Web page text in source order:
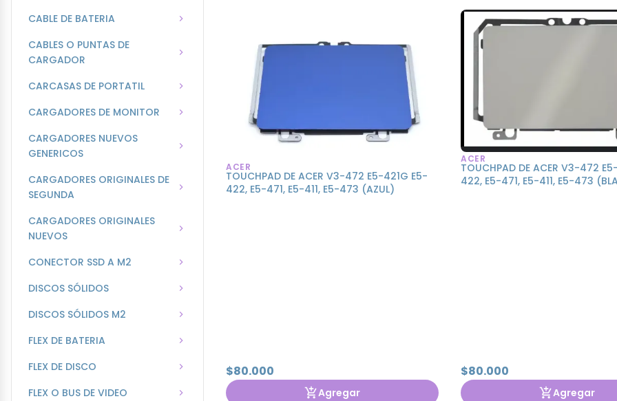
CABLE DE BATERIA
CABLES O PUNTAS DE
CARGADOR
CARCASAS DE PORTATIL
CARGADORES DE MONITOR
CARGADORES NUEVOS
GENERICOS
CARGADORES ORIGINALES DE
SEGUNDA
CARGADORES ORIGINALES
NUEVOS
CONECTOR SSD A M2
DISCOS SÓLIDOS
DISCOS SÓLIDOS M2
FLEX DE BATERIA
FLEX DE DISCO
FLEX O BUS DE VIDEO
ACER
TOUCHPAD DE ACER V3-472 E5-421G E5-
422, E5-471, E5-411, E5-473 (AZUL)
$80.000
Agregar
ACER
TOUCHPAD DE ACER V3-472
422, E5-471, E5-411, E5-473
$80.000
Agregar